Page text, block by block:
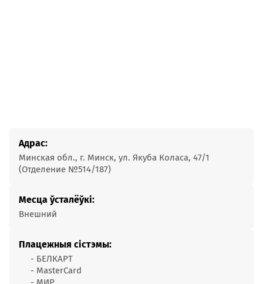
Адрас:
Минская обл., г. Минск, ул. Якуба Коласа, 47/1
(Отделение №514/187)
Месца ўсталёўкі:
Внешний
Плацежныя сістэмы:
- БЕЛКАРТ
- MasterCard